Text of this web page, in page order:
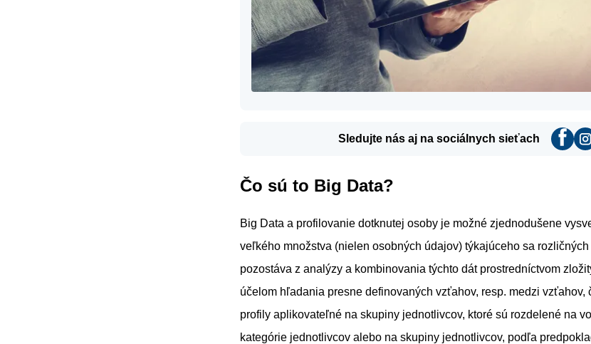
Sledujte nás aj na sociálnych sieťach
Čo sú to Big Data?
Big Data a profilovanie dotknutej osoby je možné zjednodušene
veľkého množstva (nielen osobných údajov) týkajúceho sa
pozostáva z analýzy a kombinovania týchto dát prostredníctvom
účelom hľadania presne definovaných vzťahov, resp. medzi vzťahov,
profily aplikovateľné na skupiny jednotlivcov, ktoré sú rozdelené na
kategórie jednotlivcov alebo na skupiny jednotlivcov, podľa